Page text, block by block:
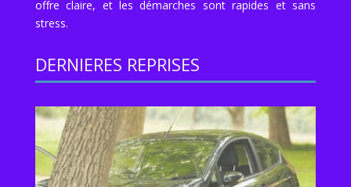
offre claire, et les démarches sont rapides et sans
stress.
DERNIERES REPRISES